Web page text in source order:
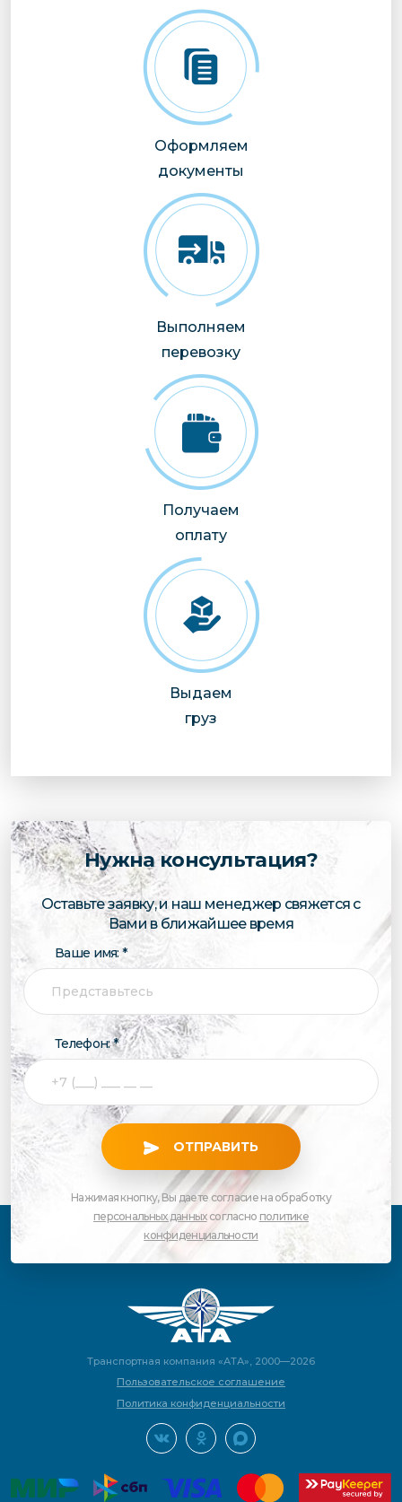
Оформляем
документы
Выполняем
перевозку
Получаем
оплату
Выдаем
груз
Нужна консультация?
Оставьте заявку, и наш менеджер свяжется с
Вами в ближайшее время
Ваше имя: *
Телефон: *
ОТПРАВИТЬ
Нажимая кнопку, Вы даете согласие на обработку
персональных данныхсогласно политике
конфиденциальности
Транспортная компания «АТА», 2000—2026
Пользовательское соглашение
Политика конфиденциальности